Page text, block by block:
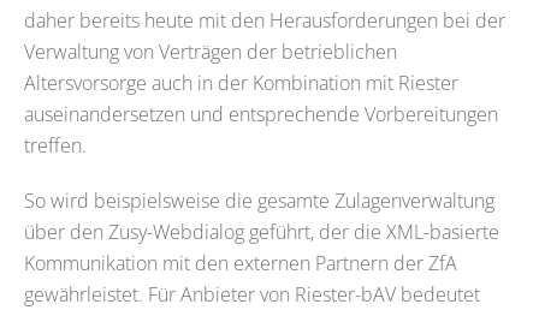
daher bereits heute mit den Herausforderungen bei der
Verwaltung von Verträgen der betrieblichen
Altersvorsorge auch in der Kombination mit Riester
auseinandersetzen und entsprechende Vorbereitungen
treffen.
So wird beispielsweise die gesamte Zulagenverwaltung
über den Zusy-Webdialog geführt, der die XML-basierte
Kommunikation mit den externen Partnern der ZfA
gewährleistet. Für Anbieter von Riester-bAV bedeutet